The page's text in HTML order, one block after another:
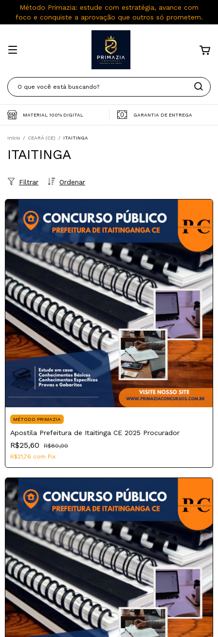
Método Primazia: estude com estratégia, avance com
foco e conquiste a aprovação que outros só prometem.
MATERIAL 100% DIGITAL GARANTIA DE ENTREGA
Início / CEARÁ (CE) / ITAITINGA
ITAITINGA
Ordenar
Filtrar
MÉTODO PRIMAZIA
Apostila Prefeitura de Itaitinga CE 2025 Procurador
R$25,60
R$80,00
R$21,76 com Pix